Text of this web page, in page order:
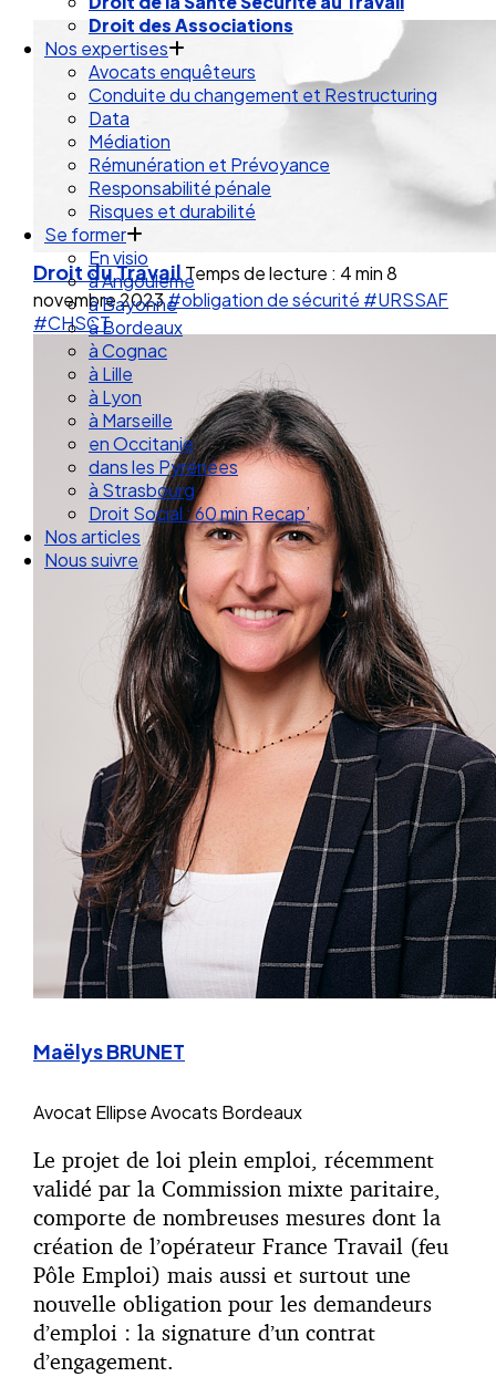
Droit des Associations
Nos expertises
Avocats enquêteurs
Conduite du changement et Restructuring
Data
Médiation
Rémunération et Prévoyance
Responsabilité pénale
Risques et durabilité
Se former
En visio
à Angouleme
à Bayonne
à Bordeaux
à Cognac
à Lille
à Lyon
à Marseille
en Occitanie
dans les Pyrénées
à Strasbourg
Droit Social : 60 min Recap’
Nos articles
Nous suivre
Droit du TravailTemps de lecture : 4 min8
novembre 2023#obligation de sécurité #URSSAF
#CHSCT
Maëlys BRUNET
Avocat Ellipse Avocats Bordeaux
Le projet de loi plein emploi, récemment
validé par la Commission mixte paritaire,
comporte de nombreuses mesures dont la
création de l’opérateur France Travail (feu
Pôle Emploi) mais aussi et surtout une
nouvelle obligation pour les demandeurs
d’emploi : la signature d’un contrat
d’engagement.